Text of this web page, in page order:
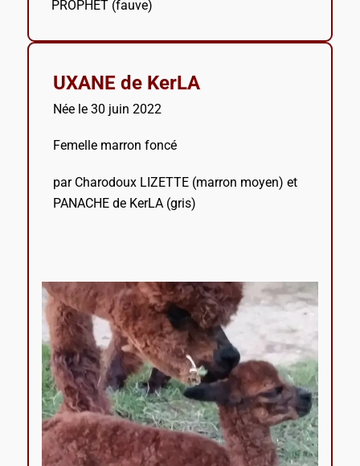
PROPHET (fauve)
UXANE de KerLA
Née le 30 juin 2022
Femelle marron foncé
par Charodoux LIZETTE (marron moyen) et
PANACHE de KerLA (gris)